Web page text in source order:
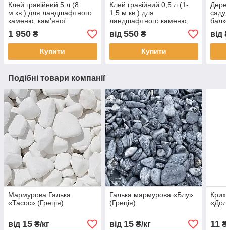
Клей гравійний 5 л (8
м.кв.) для ландшафтного
каменю, кам'яної
відсипки, кам'яної крихти,
соснової кори
1 950 ₴
Купити
Клей гравійний 0,5 л (1-
1,5 м.кв.) для
ландшафтного каменю,
кам'яної відсипки,
кам'яної крихти, соснової
кори
від 550₴
Купити
від
Подібні товари компанії
Мармурова Галька
«Тасос» (Греція)
від 15 ₴/кг
Галька мармурова «Блу»
(Греція)
від 15₴/кг 11